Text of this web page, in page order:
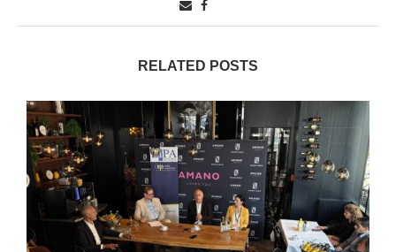
RELATED POSTS